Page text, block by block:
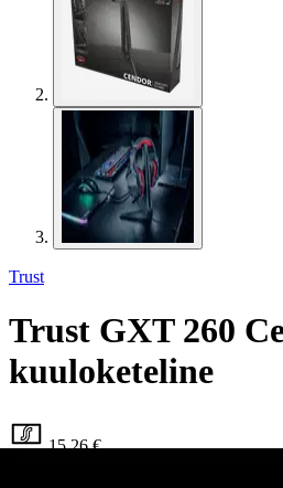
Trust
Trust GXT 260
kuuloketeline
15,26 €